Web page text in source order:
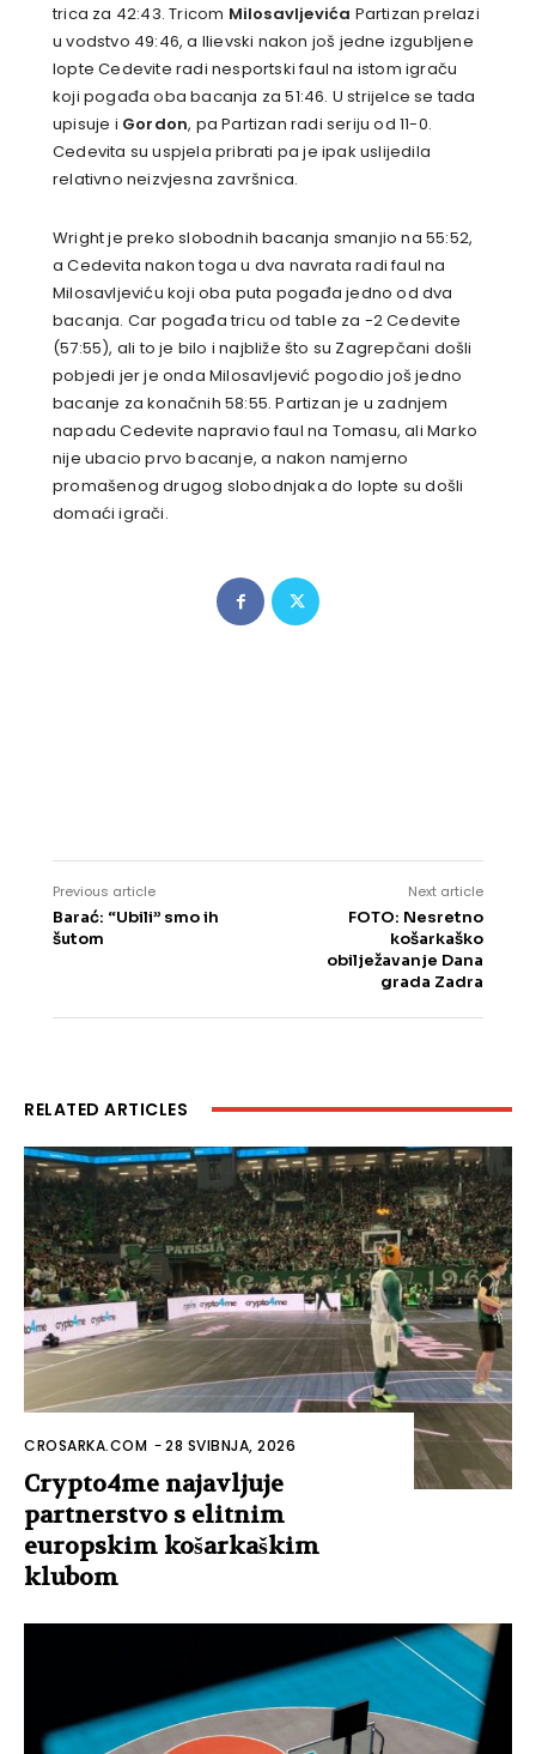
trica za 42:43. Tricom Milosavljevića Partizan prelazi
u vodstvo 49:46, a Ilievski nakon još jedne izgubljene
lopte Cedevite radi nesportski faul na istom igraču
koji pogađa oba bacanja za 51:46. U strijelce se tada
upisuje i Gordon, pa Partizan radi seriju od 11-0.
Cedevita su uspjela pribrati pa je ipak uslijedila
relativno neizvjesna završnica.
Wright je preko slobodnih bacanja smanjio na 55:52,
a Cedevita nakon toga u dva navrata radi faul na
Milosavljeviću koji oba puta pogađa jedno od dva
bacanja. Car pogađa tricu od table za -2 Cedevite
(57:55), ali to je bilo i najbliže što su Zagrepčani došli
pobjedi jer je onda Milosavljević pogodio još jedno
bacanje za konačnih 58:55. Partizan je u zadnjem
napadu Cedevite napravio faul na Tomasu, ali Marko
nije ubacio prvo bacanje, a nakon namjerno
promašenog drugog slobodnjaka do lopte su došli
domaći igrači.
Previous article
Barać: “Ubili” smo ih
šutom
Next article
FOTO: Nesretno
košarkaško
obilježavanje Dana
grada Zadra
RELATED ARTICLES
CROSARKA.COM -28 SVIBNJA, 2026
Crypto4me najavljuje
partnerstvo s elitnim
europskim košarkaškim
klubom